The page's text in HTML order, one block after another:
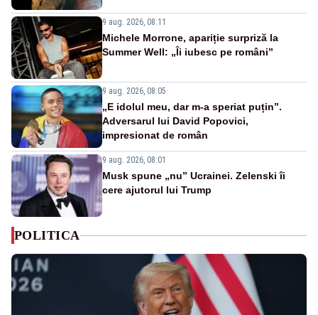
9 aug. 2026, 08:11
Michele Morrone, apariție surpriză la
Summer Well: „Îi iubesc pe români”
9 aug. 2026, 08:05
„E idolul meu, dar m-a speriat puțin”.
Adversarul lui David Popovici,
impresionat de român
9 aug. 2026, 08:01
Musk spune „nu” Ucrainei. Zelenski îi
cere ajutorul lui Trump
POLITICA